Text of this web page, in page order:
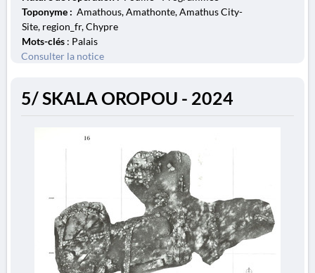
Toponyme : Amathous, Amathonte, Amathus City-
Site, region_fr, Chypre
Mots-clés : Palais
Consulter la notice
5/ SKALA OROPOU - 2024